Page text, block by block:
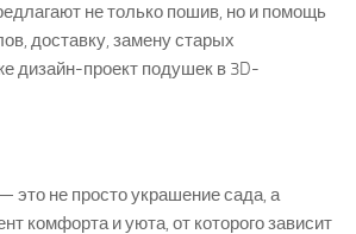
не только пошив, но и помощь
доставку, замену старых
дизайн-проект подушек в 3D-
это не просто украшение сада, а
комфорта и уюта, от которого зависит